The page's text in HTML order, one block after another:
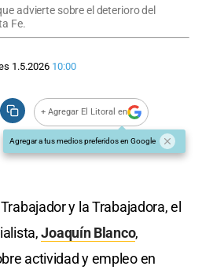
advierte sobre el deterioro del
Fe.
1.5.2026 10:00
+ Agregar El Litoral en
Agregar a tus medios preferidos en Google
y la Trabajadora, el
Joaquín Blanco,
actividad y empleo en